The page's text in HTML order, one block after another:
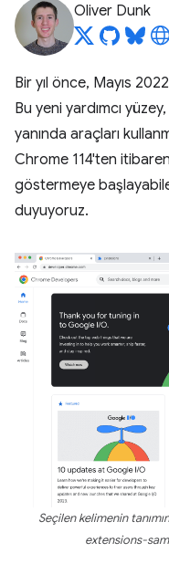
Oliver Dunk
Bir yıl önce, Mayıs
Bu yeni yardımcı
yanında araçları
Chrome 114'ten
göstermeye
duyuyoruz.
Seçilen kelimenin
extensions-